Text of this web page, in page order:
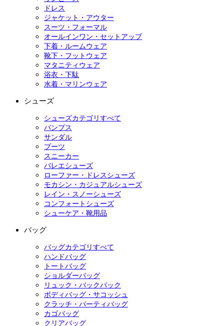
ドレス
ジャケット・アウター
スーツ・フォーマル
オールインワン・セットアップ
下着・ルームウェア
靴下・フットウェア
マタニティウェア
浴衣・下駄
水着・マリンウェア
シューズ
シューズカテゴリすべて
パンプス
サンダル
ブーツ
スニーカー
バレエシューズ
ローファー・ドレスシューズ
モカシン・カジュアルシューズ
レイン・スノーシューズ
コンフォートシューズ
シューケア・靴用品
バッグ
バッグカテゴリすべて
ハンドバッグ
トートバッグ
ショルダーバッグ
リュック・バックパック
ボディバッグ・サコッシュ
クラッチ・パーティバッグ
カゴバッグ
クリアバッグ